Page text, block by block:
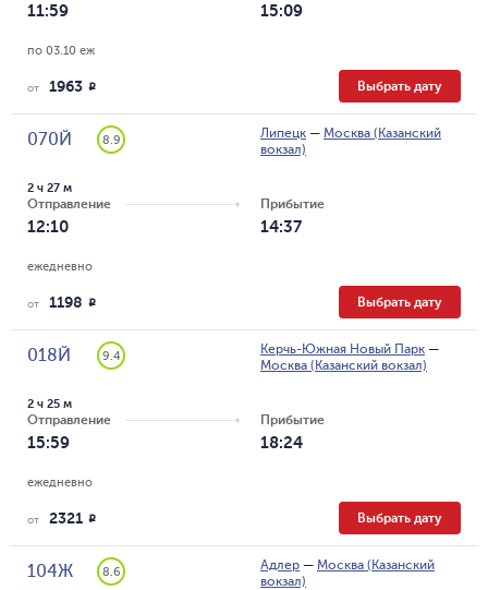
11:59 15:09
по 03.10 еж
от 1963 R Выбрать дату
070Й 8.9 Липецк — Москва (Казанский
вокзал)
Отправление
12:10
2 ч 27 м
Прибытие
14:37
ежедневно
от 1198 R Выбрать дату
018Й 9.4 Керчь-Южная Новый Парк —
Москва (Казанский вокзал)
Отправление
15:59
2 ч 25 м
Прибытие
18:24
ежедневно
от 2321 R Выбрать дату
104Ж
8.6
Адлер — Москва (Казанский
вокзал)